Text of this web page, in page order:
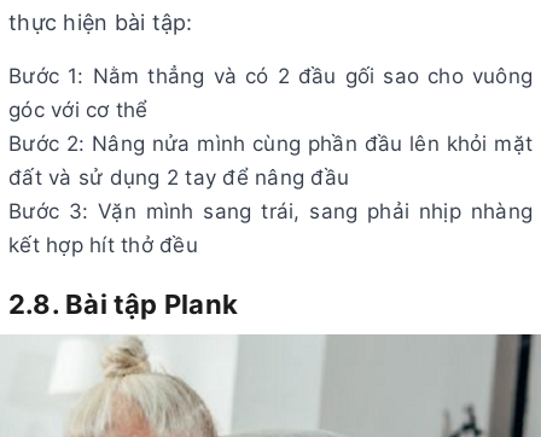
thực hiện bài tập:
Bước 1: Nằm thẳng và có 2 đầu gối sao cho vuông
góc với cơ thể
Bước 2: Nâng nửa mình cùng phần đầu lên khỏi mặt
đất và sử dụng 2 tay để nâng đầu
Bước 3: Vặn mình sang trái, sang phải nhịp nhàng
kết hợp hít thở đều
2.8. Bài tập Plank